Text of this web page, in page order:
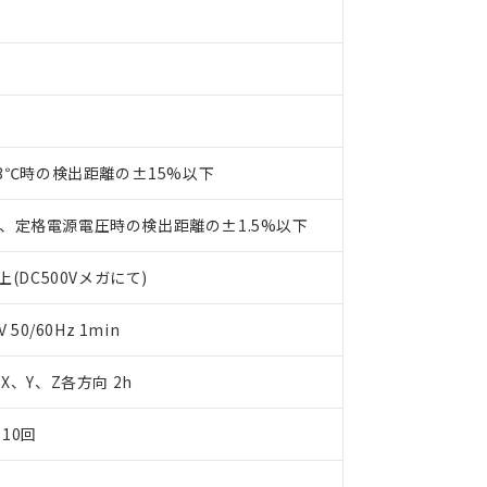
時の検出距離の±15%以下
定格電源電圧時の検出距離の±1.5%以下
(DC500Vメガにて)
50/60Hz 1min
、Y、Z各方向 2h
回
標準価格照会結果は、記載している更新日時点での社内データに基
器販売店や当社販売拠点は「
標準価格結果を当社の事前の承諾なく第三者に漏洩または開示しな
（部品リスト作成サービス）をご利用いただくには、I-Webメンバ
ります。
ブサイト上で当社にご登録された部品リストについて、当社および
・サービスに関するお客様との取引・商談に必要な範囲で利用する
用者とは、
、フタル酸ジイソブチル (DIBP) 1000ppm以下
視および制御機器に対する適用除外項目は除く。
質については閾値を超える意図的な使用がないことを確認しています。
ウンロード
ダウンロードすることができます。
質）の非含有証明書
書（当社基準）
タル酸エステル類４物質の対応では、対応完了までの期間は出
欄に対応日を記載しておりました。
(GB/T26572)：
、 PBBs(ポリ臭化ビフェニル類) : 1000ppm、 PBDEs(ポリ臭化ジフェニルエーテ
、 DIBP(フタル酸ジイソブチル) : 1000ppm、 BBP(フタル酸ブチルベンジル) :
限
物質）のすべてが基準値以下であることを示します。
況下において有害物質が外部に漏えいし、環境に深刻な影響を及
当社販売部門へお問い合わせください。
を、核兵器、ミサイル、化学兵器、生物兵器またはその他武器並び
品を第三者に販売する場合は、上記1、2および3の内容を当該第三
売先および販売に係わる関係者が違法に輸出するおそれがある場合
合意する
の在庫あり
満たないが在庫あり
新の在庫状況については、お客様のお取引先、またはお客様担当
・当社販売員にご確認ください)
種、また在庫状況の情報を公開していない機種